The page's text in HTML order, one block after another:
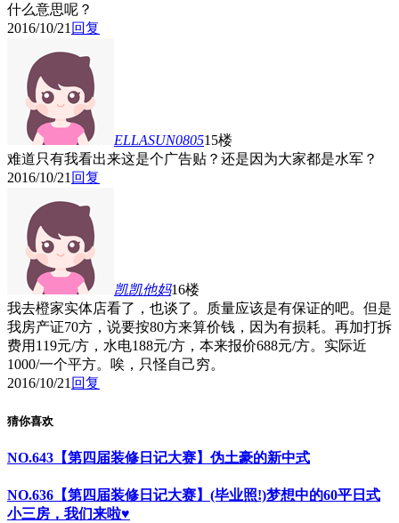
什么意思呢？
2016/10/21回复
ELLASUN080515楼
难道只有我看出来这是个广告贴？还是因为大家都是水军？
2016/10/21回复
凯凯他妈16楼
我去橙家实体店看了，也谈了。质量应该是有保证的吧。但是
我房产证70方，说要按80方来算价钱，因为有损耗。再加打拆
费用119元/方，水电188元/方，本来报价688元/方。实际近
1000/一个平方。唉，只怪自己穷。
2016/10/21回复
猜你喜欢
NO.643【第四届装修日记大赛】伪土豪的新中式
NO.636【第四届装修日记大赛】(毕业照!)梦想中的60平日式
小三房，我们来啦♥